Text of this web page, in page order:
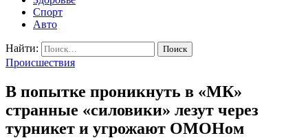
Спорт
Авто
Найти:
Происшествия
В попытке проникнуть в «МК»
странные «силовики» лезут через
турникет и угрожают ОМОНом